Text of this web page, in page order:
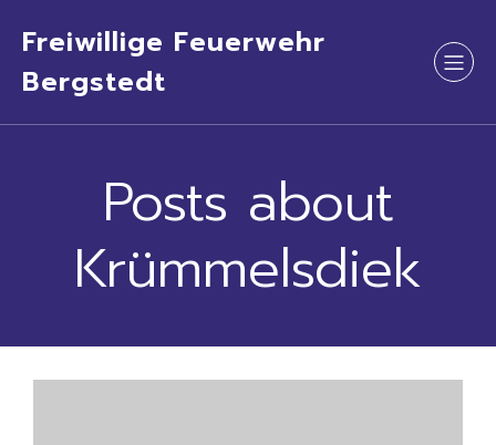
Freiwillige Feuerwehr
Bergstedt
Posts about
Krümmelsdiek